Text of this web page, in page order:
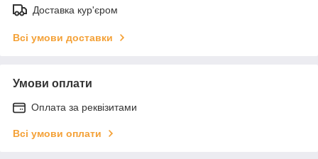
Доставка кур'єром
Всі умови доставки
Умови оплати
Оплата за реквізитами
Всі умови оплати